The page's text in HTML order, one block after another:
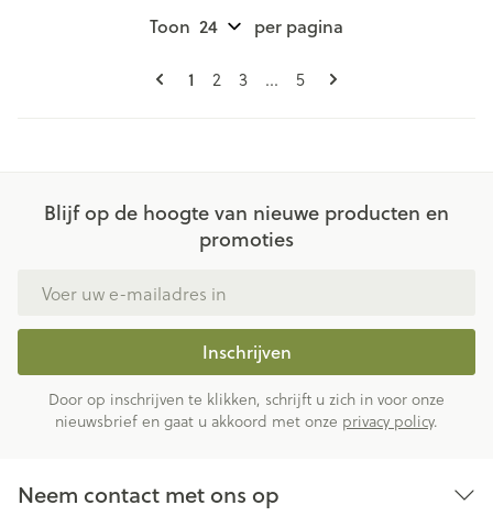
Pagina's
U lees momenteel pagina
1 Pagina
2 Pagina
3 ... Pagina
5
Toon per pagina
Blijf op de hoogte van nieuwe producten en
promoties
Inschrijven
Door op inschrijven te klikken, schrijft u zich in voor onze
nieuwsbrief en gaat u akkoord met onze privacy policy.
Neem contact met ons op